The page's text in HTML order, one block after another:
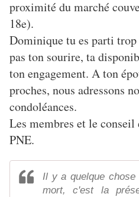
proximité du marché
18e).
Dominique tu es parti
pas ton sourire, ta
ton engagement. A ton
proches, nous adressons
condoléances.
Les membres et le
PNE.
Il y a quelque
mort, c'est la